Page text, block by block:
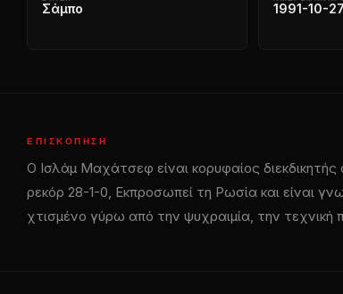
Σάμπο 1991-10-27
ΕΠΙΣΚΌΠΗΣΗ
Ο Ισλάμ Μαχάτσεφ είναι κορυφαίος διεκδικητής
ρεκόρ 28-1-0, Εκπροσωπεί τη Ρωσία και είναι
χτισμένο γύρω από την ψυχραιμία, την τεχνική